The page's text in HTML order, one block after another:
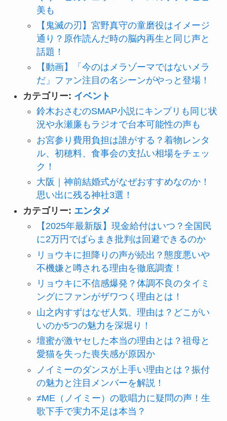
美も
【鬼滅の刃】宮野真守の童磨役はイメージ
通り？原作読んだ時の脳内再生と同じ声と
話題！
【動画】「今のはメラゾーマではないメラ
だ」ファン注目の名シーンがやっと登場！
カテゴリー: イベント
鈴木おさむのSMAP小説にキンプリも同じ状
況や永瀬廉もラジオで台本可能性の声も
お宮参り費用負担は誰がする？着物レンタ
ル、初穂料、食事会の支払い相場をチェッ
ク！
大阪｜神前結婚式がなぜおすすめなのか！
思い出に残る神社3選！
カテゴリー: エンタメ
【2025年最新版】現金給付はいつ？全国民
に2万円でばらまき批判は回避できるのか
リョウキに担降りの声が続出？態度悪いや
不機嫌と噂される理由を徹底調査！
リョウキに不信感爆発？体調不良のタイミ
ングにファンがザワつく理由とは！
山之内すずはなぜ人気、理由は？どこがい
いのか5つの魅力を深堀り！
壇蜜が激ヤセした本当の理由とは？祖母と
愛猫を失った喪失感が原因か
ノイミーのダンスが上手い理由とは？振付
の魅力と注目メンバーを解説！
≠ME（ノイミー）の歌唱力に疑問の声！生
歌下手で実力不足は本当？